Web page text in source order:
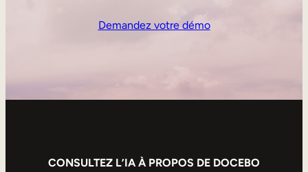
Demandez votre démo
CONSULTEZ L’IA À PROPOS DE DOCEBO